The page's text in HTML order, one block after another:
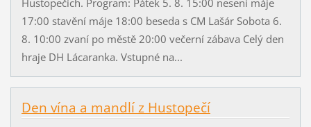
17:00 stavění máje 18:00 beseda s CM Lašár Sobota 6.
8. 10:00 zvaní po městě 20:00 večerní zábava Celý den
hraje DH Lácaranka. Vstupné na...
Den vína a mandlí z Hustopečí